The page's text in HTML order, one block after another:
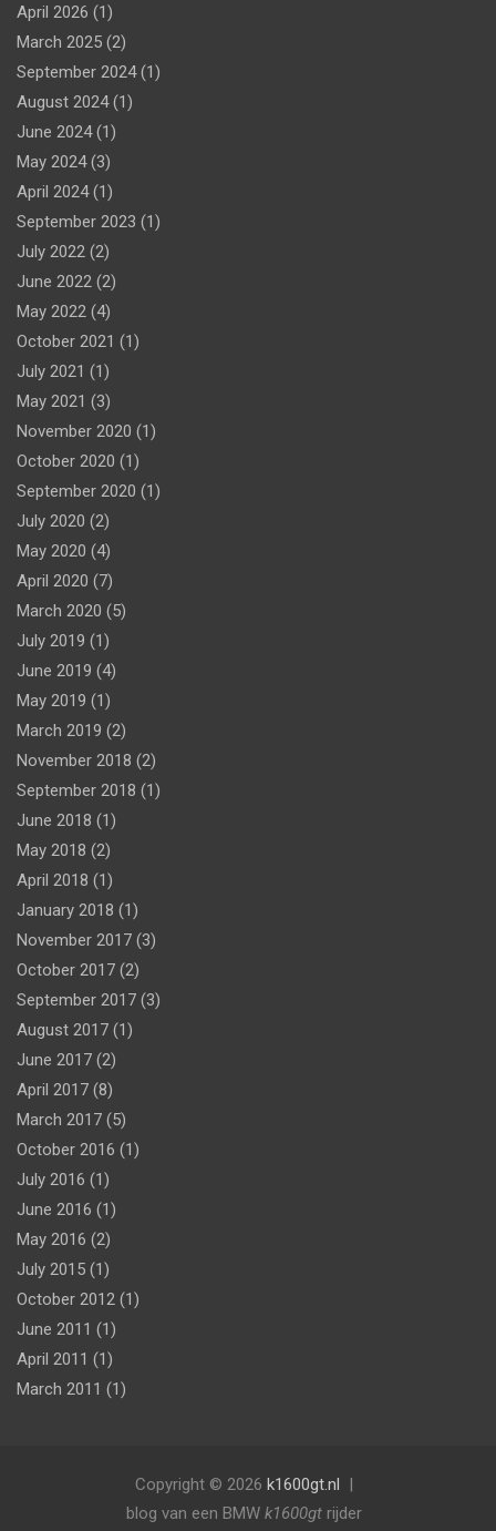
April 2026 (1)
March 2025 (2)
September 2024(1)
August 2024(1)
June 2024(1)
May 2024(3)
April 2024(1)
September 2023 (1)
July 2022 (2)
June 2022 (2)
May 2022 (4)
October 2021 (1)
July 2021 (1)
May 2021 (3)
November 2020 (1)
October 2020 (1)
September 2020 (1)
July 2020 (2)
May 2020 (4)
April 2020 (7)
March 2020 (5)
July 2019 (1)
June 2019 (4)
May 2019 (1)
March 2019 (2)
November 2018 (2)
September 2018 (1)
June 2018 (1)
May 2018 (2)
April 2018 (1)
January 2018 (1)
November 2017 (3)
October 2017 (2)
September 2017 (3)
August 2017 (1)
June 2017 (2)
April 2017 (8)
March 2017 (5)
October 2016 (1)
July 2016 (1)
June 2016 (1)
May 2016 (2)
July 2015 (1)
October 2012 (1)
June 2011 (1)
April 2011 (1)
March 2011 (1)
Copyright © 2026 k1600gt.nl
blog van een BMW k1600gtrijder